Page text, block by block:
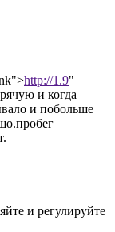
http://1.9"
и когда
и побольше
и регулируйте